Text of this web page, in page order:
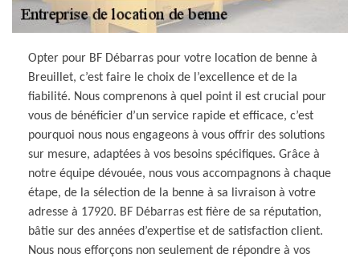
Opter pour BF Débarras pour votre location de benne à
Breuillet, c’est faire le choix de l’excellence et de la
fiabilité. Nous comprenons à quel point il est crucial pour
vous de bénéficier d’un service rapide et efficace, c’est
pourquoi nous nous engageons à vous offrir des solutions
sur mesure, adaptées à vos besoins spécifiques. Grâce à
notre équipe dévouée, nous vous accompagnons à chaque
étape, de la sélection de la benne à sa livraison à votre
adresse à 17920. BF Débarras est fière de sa réputation,
bâtie sur des années d’expertise et de satisfaction client.
Nous nous efforçons non seulement de répondre à vos